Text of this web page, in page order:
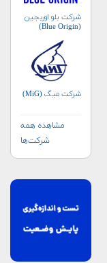
شرکت بلو اوریجین
(Blue Origin)
شرکت میگ (MiG)
مشاهده همه
شرکت‌ها